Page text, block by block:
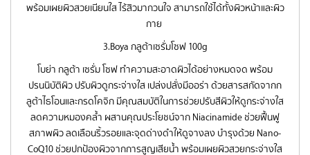
พร้อมเผยผิวสวยเนียนใส ไร้สิวมากวนใจ สามารถใช้ได้ทั้งผิวหน้าและผิว
กาย
3.Boya กลูต้าเซรั่มโซฟ 100g
โบย่า กลูต้า เซรั่ม โซฟ ทำความสะอาดผิวได้อย่างหมดจด พร้อม
ปรนนิบัติผิว ปรับผิวดูกระจ่างใส เปล่งปลั่งมีออร่า ด้วยสารสกัดจากก
ลูต้าไธโอนและกรดโคจิก มีคุณสมบัติในการช่วยปรับสีผิวให้ดูกระจ่างใส
ลดความหมองคล้ำ ผสานคุณประโยชน์จาก Niacinamide ช่วยฟื้นฟู
สภาพผิว ลดเลือนริ้วรอยและจุดด่างดำให้ดูจางลง บำรุงด้วย Nano-
CoQ10 ช่วยปกป้องผิวจากการสูญเสียน้ำ พร้อมเผยผิวสวยกระจ่างใส